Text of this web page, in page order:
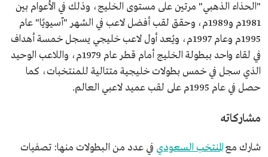
"الحذاء الذهبي" مرتين على مستوى الخليج، وذلك في الأعوام بين
1981م و1989م، وحقق لقب أفضل لاعب في الشهر "آسيويًا" عام
1995م وعام 1997م، ويُعد أول لاعب خليجي يسجل خمسة أهداف
في لقاء واحد ببطولة الخليج أمام قطر عام 1979م، واللاعب الوحيد
الذي سجل في خمس بطولات خليجية متتالية للمنتخبات، كما
حصل في عام 1995م على لقب عميد لاعبي العالم.
مشاركاته
شارك معالمنتخب السعودي في عدد من البطولات منها: تصفيات